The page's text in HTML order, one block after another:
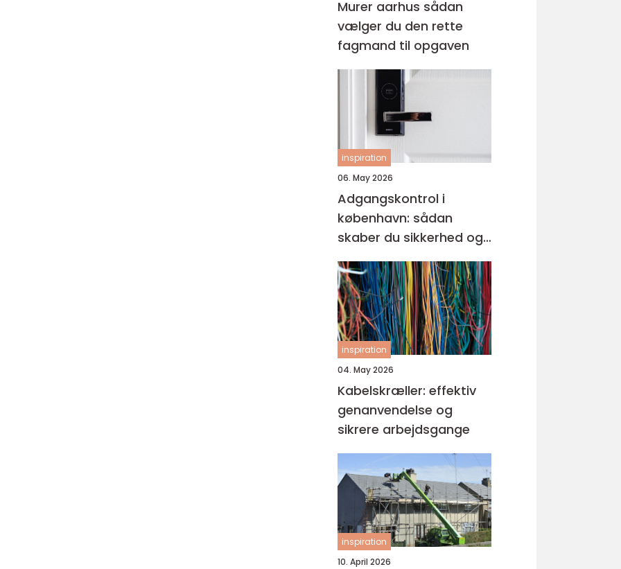
Murer aarhus sådan
vælger du den rette
fagmand til opgaven
inspiration
06. May 2026
Adgangskontrol i
københavn: sådan
skaber du sikkerhed og
tryghed i hverdagen
inspiration
04. May 2026
Kabelskræller: effektiv
genanvendelse og
sikrere arbejdsgange
inspiration
10. April 2026